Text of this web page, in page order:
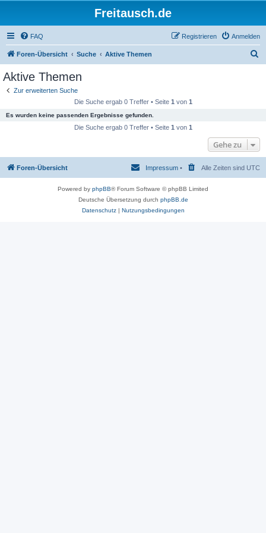
Freitausch.de
FAQ Anmelden
Registrieren
Foren-Übersicht Suche Aktive Themen
Aktive Themen
Zur erweiterten Suche
Die Suche ergab 0 Treffer • Seite 1 von 1
Es wurden keine passenden Ergebnisse gefunden.
Die Suche ergab 0 Treffer • Seite 1 von 1
Gehe zu
Foren-Übersicht Alle Zeiten sind UTC
Impressum •
Powered by phpBB® Forum Software © phpBB Limited
Deutsche Übersetzung durch phpBB.de
Datenschutz| Nutzungsbedingungen